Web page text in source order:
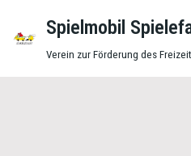
Zum
Spielmobil
Verein zur Förderung des